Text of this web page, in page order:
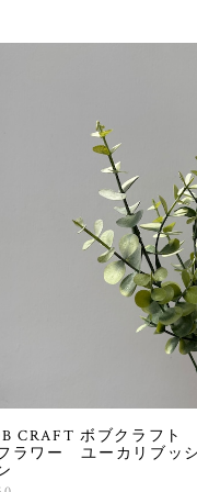
CRAFT ボブクラフト
ラワー ユーカリブッ